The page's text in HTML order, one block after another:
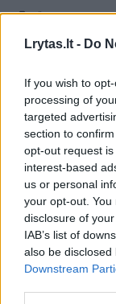
Lrytas.lt - Do
If you wish to
processing of
targeted
section to
opt-out request
interest-based
us or personal
your opt-out.
disclosure of
IAB’s list of
also be
Downstream
Žinios | Lietuvos
Lietuvos
Žinios Lietuvos
Lietuvos žvejai
ir strimėlių:
Žinios | Lietuvos
Žvejai pasakoja
iki mūsų stalų?